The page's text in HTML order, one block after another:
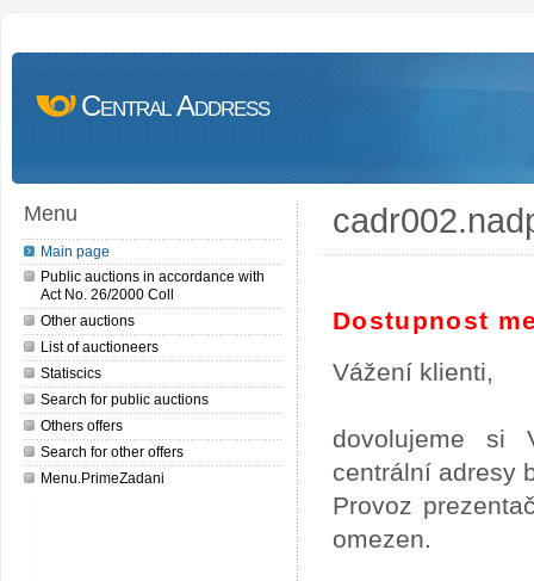
Central Address
Menu
Main page
Public auctions in accordance with
Act No. 26/2000 Coll
Other auctions
List of auctioneers
Statiscics
Search for public auctions
Others offers
Search for other offers
Menu.PrimeZadani
Dostupnost
Vážení klienti,
dovolujeme si
centrální adresy
Provoz
omezen.